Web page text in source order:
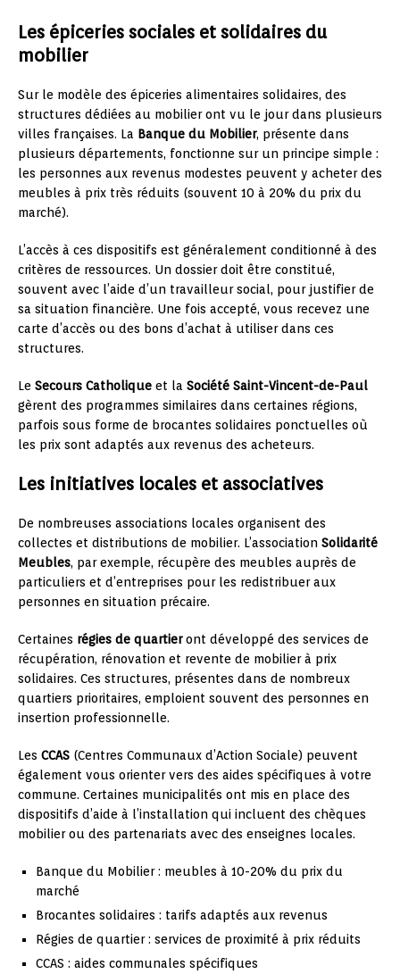
Les épiceries sociales et solidaires du
mobilier
Sur le modèle des épiceries alimentaires solidaires, des
structures dédiées au mobilier ont vu le jour dans plusieurs
villes françaises. La Banque du Mobilier, présente dans
plusieurs départements, fonctionne sur un principe simple :
les personnes aux revenus modestes peuvent y acheter des
meubles à prix très réduits (souvent 10 à 20% du prix du
marché).
L’accès à ces dispositifs est généralement conditionné à des
critères de ressources. Un dossier doit être constitué,
souvent avec l’aide d’un travailleur social, pour justifier de
sa situation financière. Une fois accepté, vous recevez une
carte d’accès ou des bons d’achat à utiliser dans ces
structures.
Le Secours Catholique et la Société Saint-Vincent-de-Paul
gèrent des programmes similaires dans certaines régions,
parfois sous forme de brocantes solidaires ponctuelles où
les prix sont adaptés aux revenus des acheteurs.
Les initiatives locales et associatives
De nombreuses associations locales organisent des
collectes et distributions de mobilier. L’association Solidarité
Meubles, par exemple, récupère des meubles auprès de
particuliers et d’entreprises pour les redistribuer aux
personnes en situation précaire.
Certaines régies de quartieront développé des services de
récupération, rénovation et revente de mobilier à prix
solidaires. Ces structures, présentes dans de nombreux
quartiers prioritaires, emploient souvent des personnes en
insertion professionnelle.
Les CCAS (Centres Communaux d’Action Sociale) peuvent
également vous orienter vers des aides spécifiques à votre
commune. Certaines municipalités ont mis en place des
dispositifs d’aide à l’installation qui incluent des chèques
mobilier ou des partenariats avec des enseignes locales.
Banque du Mobilier : meubles à 10-20% du prix du
marché
Brocantes solidaires : tarifs adaptés aux revenus
Régies de quartier : services de proximité à prix réduits
CCAS : aides communales spécifiques